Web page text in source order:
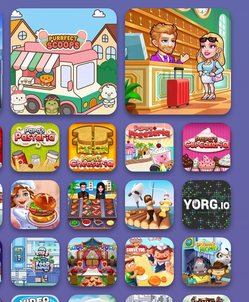
Purr-fect Scoops Hotel Fever Tycoon
Papa's Pastaria Papa's Cheeseria Papa's Freezeria
Papa's
Cupcakeria
Cooking Festival
Cooking Chef -
Food Fever
Raft Life YORG.io